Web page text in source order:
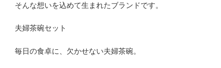
そんな想いを込めて生まれたブランドです。
夫婦茶碗セット
毎日の食卓に、欠かせない夫婦茶碗。